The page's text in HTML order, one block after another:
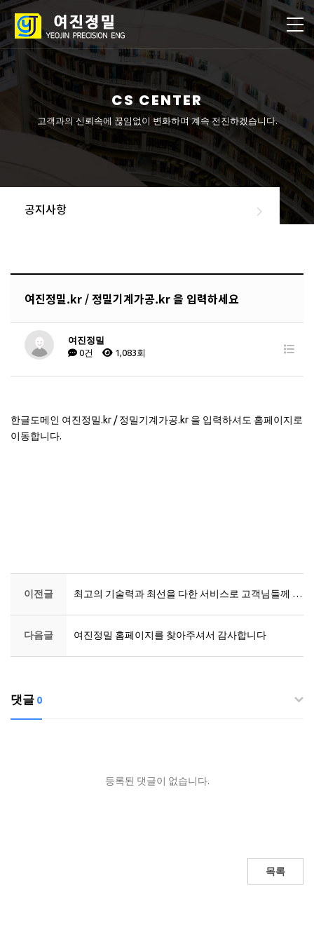
CS CENTER
고객과의 신뢰속에 끊임없이 변화하며 계속 전진하겠습니다.
공지사항
여진정밀.kr / 정밀기계가공.kr 을 입력하세요
여진정밀
0건
1,083회
한글도메인 여진정밀.kr / 정밀기계가공.kr 을 입력하셔도 홈페이지로
이동합니다.
이전글 최고의 기술력과 최선을 다한 서비스로 고객님들께 감동을 드리겠습니다.
다음글 여진정밀 홈페이지를 찾아주셔서 감사합니다
댓글 0
등록된 댓글이 없습니다.
목록